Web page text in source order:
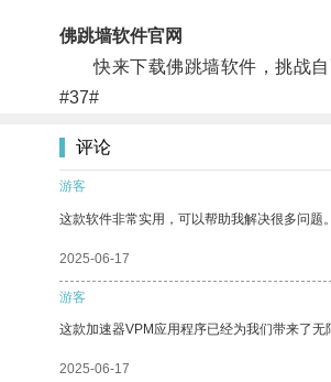
佛跳墙软件官网
快来下载佛跳墙软件，挑战自
#37#
评论
游客
这款软件非常实用，可以帮助我解决很多问题。
2025-06-17
游客
这款加速器VPM应用程序已经为我们带来了
2025-06-17